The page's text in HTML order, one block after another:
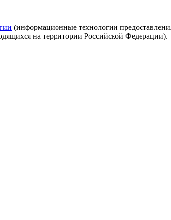
(информационные технологии
на территории Российской Федерации).